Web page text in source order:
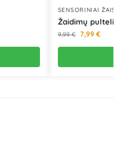
SENSORINIAI
Žaidimų
9,99€ 7,99 €